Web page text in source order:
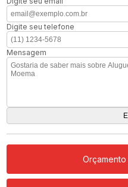
Digite seu telefone
Mensagem